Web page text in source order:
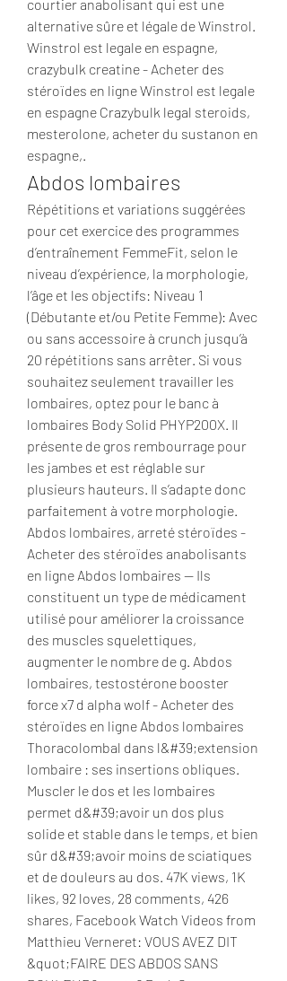
courtier anabolisant qui est une
alternative sûre et légale de Winstrol.
Winstrol est legale en espagne,
crazybulk creatine - Acheter des
stéroïdes en ligne Winstrol est legale
en espagne Crazybulk legal steroids,
mesterolone, acheter du sustanon en
espagne,.
Abdos lombaires
Répétitions et variations suggérées
pour cet exercice des programmes
d’entraînement FemmeFit, selon le
niveau d’expérience, la morphologie,
l’âge et les objectifs: Niveau 1
(Débutante et/ou Petite Femme): Avec
ou sans accessoire à crunch jusqu’à
20 répétitions sans arrêter. Si vous
souhaitez seulement travailler les
lombaires, optez pour le banc à
lombaires Body Solid PHYP200X. Il
présente de gros rembourrage pour
les jambes et est réglable sur
plusieurs hauteurs. Il s’adapte donc
parfaitement à votre morphologie.
Abdos lombaires, arreté stéroïdes -
Acheter des stéroïdes anabolisants
en ligne Abdos lombaires -- Ils
constituent un type de médicament
utilisé pour améliorer la croissance
des muscles squelettiques,
augmenter le nombre de g. Abdos
lombaires, testostérone booster
force x7 d alpha wolf - Acheter des
stéroïdes en ligne Abdos lombaires
Thoracolombal dans l&#39;extension
lombaire : ses insertions obliques.
Muscler le dos et les lombaires
permet d&#39;avoir un dos plus
solide et stable dans le temps, et bien
sûr d&#39;avoir moins de sciatiques
et de douleurs au dos. 47K views, 1K
likes, 92 loves, 28 comments, 426
shares, Facebook Watch Videos from
Matthieu Verneret: VOUS AVEZ DIT
&quot;FAIRE DES ABDOS SANS